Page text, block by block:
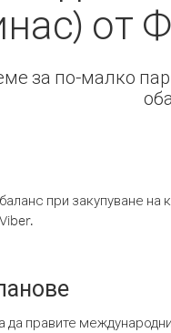
от
за по-малко
при закупуване
да правите